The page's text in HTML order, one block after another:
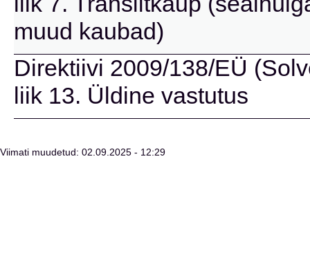
muud kaubad)
Direktiivi 2009/138/EÜ
liik 13. Üldine vastutus
Viimati muudetud: 02.09.2025 - 12:29